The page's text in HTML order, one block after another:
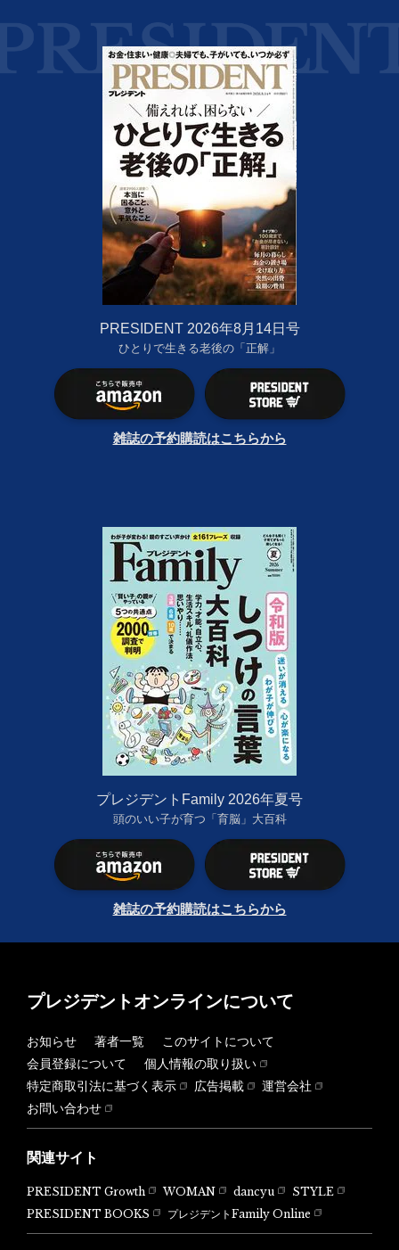
PRESIDENT 2026年8月14日号
ひとりで生きる老後の「正解」
雑誌の予約購読はこちらから
プレジデントFamily 2026年夏号
頭のいい子が育つ「育脳」大百科
雑誌の予約購読はこちらから
プレジデントオンラインについて
お知らせ 著者一覧
このサイトについて
会員登録について
個人情報の取り扱い
特定商取引法に基づく表示
広告掲載
運営会社
お問い合わせ
関連サイト
PRESIDENT Growth WOMAN dancyu
STYLE
PRESIDENT BOOKS
プレジデントFamily Online